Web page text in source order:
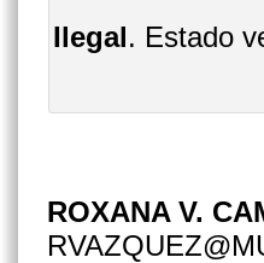
Ilegal. Estado
ROXANA V.